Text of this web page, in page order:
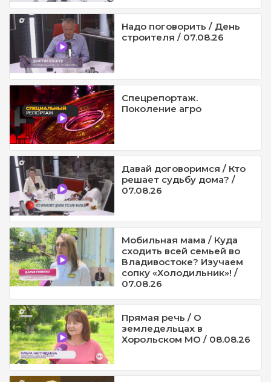
Надо поговорить / День
строителя / 07.08.26
Спецрепортаж.
Поколение агро
Давай договоримся / Кто
решает судьбу дома? /
07.08.26
Мобильная мама / Куда
сходить всей семьей во
Владивостоке? Изучаем
сопку «Холодильник»! /
07.08.26
Прямая речь / О
земледельцах в
Хорольском МО / 08.08.26